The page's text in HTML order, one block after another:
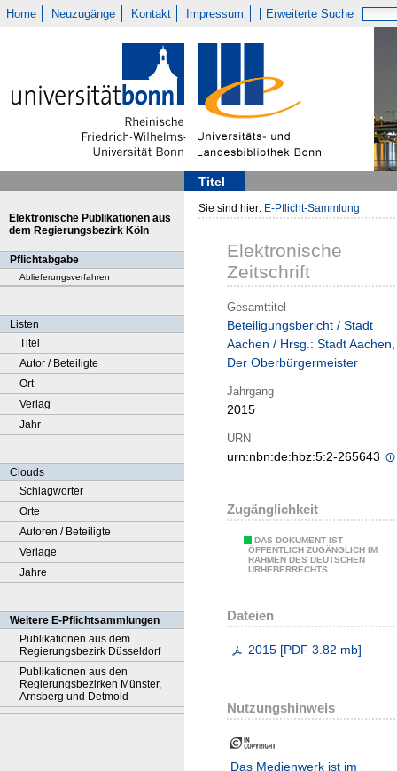
Home Neuzugänge Kontakt Impressum Erweiterte Suche
Titel
Elektronische Publikationen aus
dem Regierungsbezirk Köln
Pflichtabgabe
Ablieferungsverfahren
Listen
Titel
Autor / Beteiligte
Ort
Verlag
Jahr
Clouds
Schlagwörter
Orte
Autoren / Beteiligte
Verlage
Jahre
Weitere E-Pflichtsammlungen
Publikationen aus dem
Regierungsbezirk Düsseldorf
Publikationen aus den
Regierungsbezirken Münster,
Arnsberg und Detmold
Sie sind hier: E-Pflicht-Sammlung
Elektronische
Zeitschrift
Gesamttitel
Beteiligungsbericht / Stadt
Aachen / Hrsg.: Stadt Aachen,
Der Oberbürgermeister
Jahrgang
2015
URN
urn:nbn:de:hbz:5:2-265643
Zugänglichkeit
DAS DOKUMENT IST
ÖFFENTLICH ZUGÄNGLICH IM
RAHMEN DES DEUTSCHEN
URHEBERRECHTS.
Dateien
2015 [PDF 3.82 mb]
Nutzungshinweis
Das Medienwerk ist im